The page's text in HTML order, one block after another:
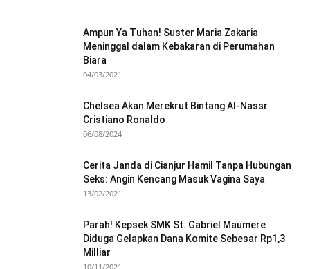
Ampun Ya Tuhan! Suster Maria Zakaria
Meninggal dalam Kebakaran di Perumahan
Biara
04/03/2021
Chelsea Akan Merekrut Bintang Al-Nassr
Cristiano Ronaldo
06/08/2024
Cerita Janda di Cianjur Hamil Tanpa Hubungan
Seks: Angin Kencang Masuk Vagina Saya
13/02/2021
Parah! Kepsek SMK St. Gabriel Maumere
Diduga Gelapkan Dana Komite Sebesar Rp1,3
Milliar
10/11/2021